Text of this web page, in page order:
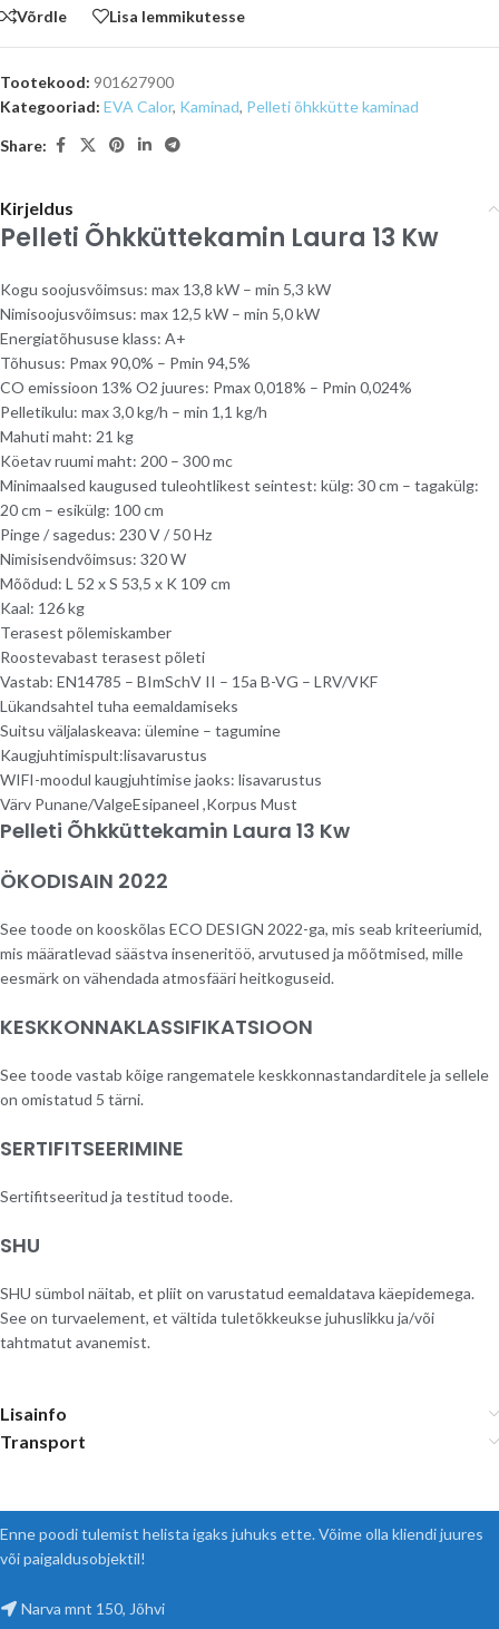
Võrdle Lisa lemmikutesse
Tootekood: 901627900
Kategooriad: EVA Calor, Kaminad, Pelleti õhkkütte kaminad
Share:
Kirjeldus
Pelleti Õhkküttekamin Laura 13 Kw
Kogu soojusvõimsus: max 13,8 kW – min 5,3 kW
Nimisoojusvõimsus: max 12,5 kW – min 5,0 kW
Energiatõhususe klass: A+
Tõhusus: Pmax 90,0% – Pmin 94,5%
CO emissioon 13% O2 ​​juures: Pmax 0,018% – Pmin 0,024%
Pelletikulu: max 3,0 kg/h – min 1,1 kg/h
Mahuti maht: 21 kg
Köetav ruumi maht: 200 – 300 mc
Minimaalsed kaugused tuleohtlikest seintest: külg: 30 cm – tagakülg:
20 cm – esikülg: 100 cm
Pinge / sagedus: 230 V / 50 Hz
Nimisisendvõimsus: 320 W
Mõõdud: L 52 x S 53,5 x K 109 cm
Kaal: 126 kg
Terasest põlemiskamber
Roostevabast terasest põleti
Vastab: EN14785 – BImSchV II – 15a B-VG – LRV/VKF
Lükandsahtel tuha eemaldamiseks
Suitsu väljalaskeava: ülemine – tagumine
Kaugjuhtimispult:lisavarustus
WIFI-moodul kaugjuhtimise jaoks: lisavarustus
Värv Punane/ValgeEsipaneel ,Korpus Must
Pelleti Õhkküttekamin Laura 13 Kw
ÖKODISAIN 2022
See toode on kooskõlas ECO DESIGN 2022-ga, mis seab kriteeriumid,
mis määratlevad säästva inseneritöö, arvutused ja mõõtmised, mille
eesmärk on vähendada atmosfääri heitkoguseid.
KESKKONNAKLASSIFIKATSIOON
See toode vastab kõige rangematele keskkonnastandarditele ja sellele
on omistatud 5 tärni.
SERTIFITSEERIMINE
Sertifitseeritud ja testitud toode.
SHU
SHU sümbol näitab, et pliit on varustatud eemaldatava käepidemega.
See on turvaelement, et vältida tuletõkkeukse juhuslikku ja/või
tahtmatut avanemist.
Lisainfo
Transport
Enne poodi tulemist helista igaks juhuks ette. Võime olla kliendi juures
või paigaldusobjektil!
Narva mnt 150, Jõhvi